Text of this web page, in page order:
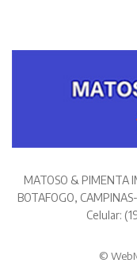
MATOSO & PIMENTA
BOTAFOGO,
Celular:
©